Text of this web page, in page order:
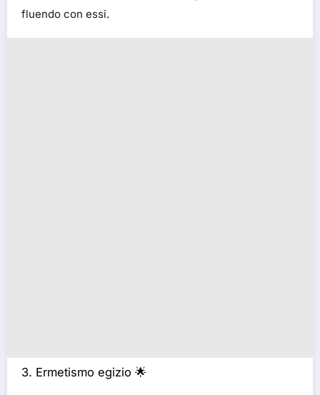
fluendo con essi.
3. Ermetismo egizio 🌟